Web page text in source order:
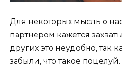
Для некоторых мысль о
партнером кажется
других это неудобно, так
забыли, что такое поцелуй.